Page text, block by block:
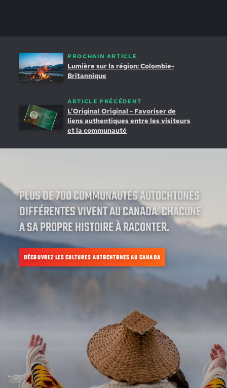
ARTICLE PRÉCÉDENT
L’Original Original - Favoriser de
liens authentiques entre les visiteurs
et la communauté
PROCHAIN ARTICLE
Lumière sur la région: Colombie-
Britannique
PLUS DE 700 COMMUNAUTÉS AUTOCHTONES
DIFFÉRENTES VIVENT AU CANADA. CHACUNE
A SA PROPRE HISTOIRE À RACONTER.
DÉCOUVREZ LES CULTURES AUTOCHTONES AU CANADA